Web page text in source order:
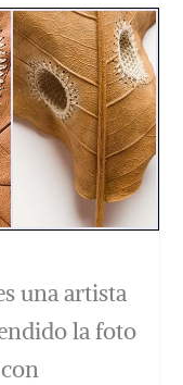
una artista
la foto